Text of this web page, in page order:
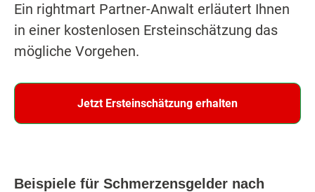
Ein rightmart Partner-Anwalt erläutert Ihnen
in einer kostenlosen Ersteinschätzung das
mögliche Vorgehen.
Jetzt Ersteinschätzung erhalten
Beispiele für Schmerzensgelder nach